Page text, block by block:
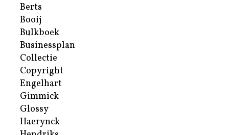
Berts
Booij
Bulkboek
Businessplan
Collectie
Copyright
Engelhart
Gimmick
Glossy
Haerynck